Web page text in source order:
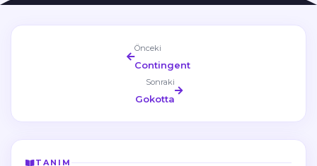
Önceki
Contingent
Sonraki
Gokotta
TANIM